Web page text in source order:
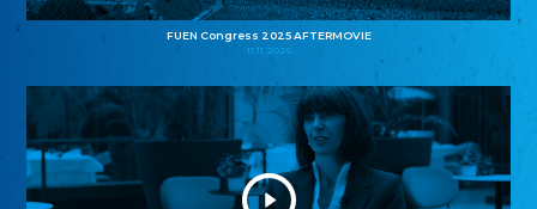
FUEN Congress 2025 AFTERMOVIE
11.11.2025